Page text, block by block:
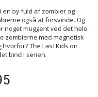
en by fuld af zombier og
også at forsvinde. Og
noget muggent ved det hele.
zombierne med magnetisk
The Last Kids on
bind i serien.